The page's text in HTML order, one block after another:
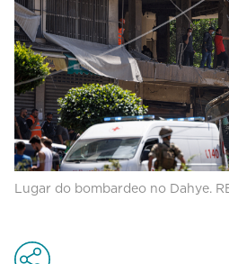
Lugar do bombardeo no Dahye.